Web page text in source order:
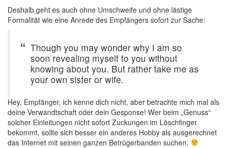
Deshalb geht es auch ohne Umschweife und ohne lästige
Formalität wie eine Anrede des Empfängers sofort zur Sache:
Though you may wonder why I am so
soon revealing myself to you without
knowing about you. But rather take me as
your own sister or wife.
Hey, Empfänger, ich kenne dich nicht, aber betrachte mich mal als
deine Verwandtschaft oder dein Gesponse! Wer beim „Genuss“
solcher Einleitungen nicht sofort Zuckungen im Löschfinger
bekommt, sollte sich besser ein anderes Hobby als ausgerechnet
das Internet mit seinen ganzen Betrügerbanden suchen.